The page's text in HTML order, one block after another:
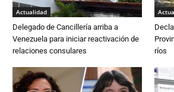
Actualidad
Delegado de Cancillería arriba a
Venezuela para iniciar reactivación de
relaciones consulares
ríos